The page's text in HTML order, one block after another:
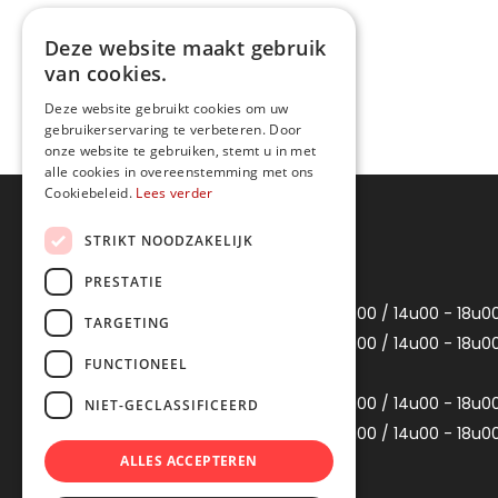
Openingsuren
Maandag
Dinsdag
10u00 - 12u00 / 14u00 -
10u00 - 12u00 / 14u00 -
Donderdag
Vrijdag
10u00 - 12u00 / 14u00 -
10u00 - 12u00 / 14u00 -
Zondag
Gesloten
Deze website maakt gebruik
van cookies.
Deze website gebruikt cookies om uw
gebruikerservaring te verbeteren. Door
onze website te gebruiken, stemt u in met
alle cookies in overeenstemming met ons
Cookiebeleid. Lees verder
STRIKT NOODZAKELIJK
PRESTATIE
TARGETING
FUNCTIONEEL
NIET-GECLASSIFICEERD
ALLES ACCEPTEREN